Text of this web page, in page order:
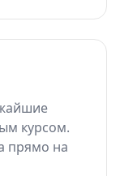
курсом.
прямо на